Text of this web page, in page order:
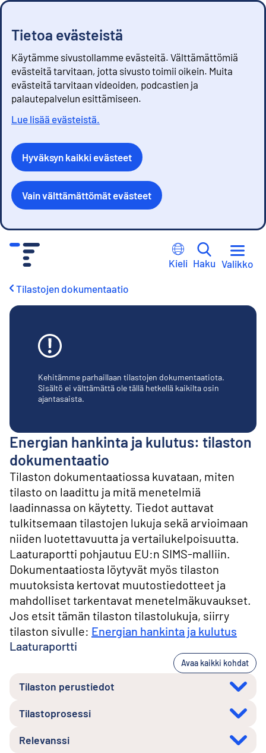
Tietoa evästeistä
Käytämme sivustollamme evästeitä. Välttämättömiä
evästeitä tarvitaan, jotta sivusto toimii oikein. Muita
evästeitä tarvitaan videoiden, podcastien ja
palautepalvelun esittämiseen.
Lue lisää evästeistä.
Hyväksyn kaikki evästeet
Vain välttämättömät evästeet
Kieli Haku Valikko
Tilastojen dokumentaatio
Kehitämme parhaillaan tilastojen dokumentaatiota.
Sisältö ei välttämättä ole tällä hetkellä kaikilta osin
ajantasaista.
Energian hankinta ja kulutus: tilaston
dokumentaatio
Tilaston dokumentaatiossa kuvataan, miten
tilasto on laadittu ja mitä menetelmiä
laadinnassa on käytetty. Tiedot auttavat
tulkitsemaan tilastojen lukuja sekä arvioimaan
niiden luotettavuutta ja vertailukelpoisuutta.
Laaturaportti pohjautuu EU:n SIMS-malliin.
Dokumentaatiosta löytyvät myös tilaston
muutoksista kertovat muutostiedotteet ja
mahdolliset tarkentavat menetelmäkuvaukset.
Jos etsit tämän tilaston tilastolukuja, siirry
tilaston sivulle: Energian hankinta ja kulutus
Laaturaportti
Avaa kaikki kohdat
Tilaston perustiedot
Tilastoprosessi
Relevanssi